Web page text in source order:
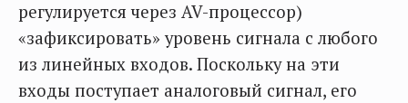
регулируется через AV-процессор)
«зафиксировать» уровень сигнала с любого
из линейных входов. Поскольку на эти
входы поступает аналоговый сигнал, его